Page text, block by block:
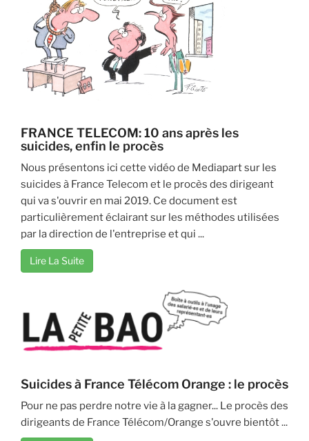
FRANCE TELECOM: 10 ans après les
suicides, enfin le procès
Nous présentons ici cette vidéo de Mediapart sur les
suicides à France Telecom et le procès des dirigeant
qui va s'ouvrir en mai 2019. Ce document est
particulièrement éclairant sur les méthodes utilisées
par la direction de l'entreprise et qui ...
Lire La Suite
Suicides à France Télécom Orange : le procès
Pour ne pas perdre notre vie à la gagner... Le procès des
dirigeants de France Télécom/Orange s'ouvre bientôt ...